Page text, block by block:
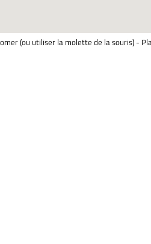
(ou utiliser la molette de la souris) -